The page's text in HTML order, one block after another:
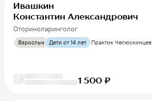
Ивашкин
Константин Александрович
Оториноларинголог
Взрослые Дети от 14 лет Практик Челюскинцев
1 500 ₽